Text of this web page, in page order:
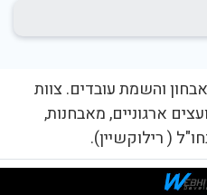
והשמת עובדים. צוות
ארגוניים, מאבחנות,
( רילוקשיין).